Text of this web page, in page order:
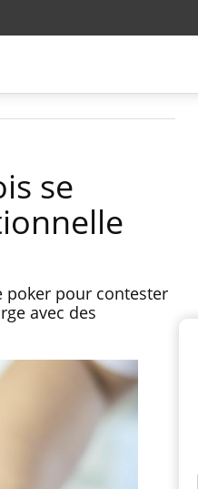
se
poker pour contester
avec des